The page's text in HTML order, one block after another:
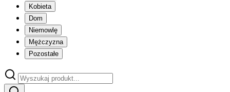
Kobieta
Dom
Niemowlę
Mężczyzna
Pozostałe